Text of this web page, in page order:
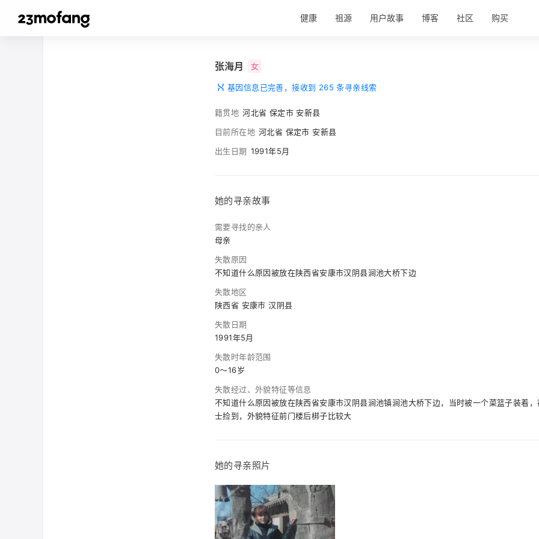
健康 祖源 用户故事 博客 社区 购买
张海月 女
基因信息已完善，接收到 265 条寻亲线索
籍贯地 河北省 保定市 安新县
目前所在地 河北省 保定市 安新县
出生日期 1991年5月
她的寻亲故事
需要寻找的亲人
母亲
失散原因
不知道什么原因被放在陕西省安康市汉阴县涧池大桥下边
失散地区
陕西省 安康市 汉阴县
失散日期
1991年5月
失散时年龄范围
0～16岁
失散经过、外貌特征等信息
不知道什么原因被放在陕西省安康市汉阴县涧池镇涧池大桥下边，当时被一个菜篮子装着
士捡到，外貌特征前门楼后梆子比较大
她的寻亲照片